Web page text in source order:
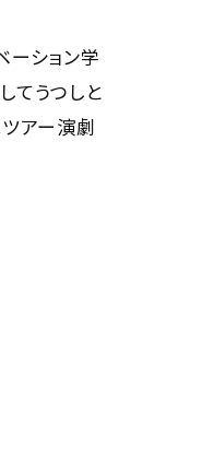
ーション学
てうつしと
アー演劇